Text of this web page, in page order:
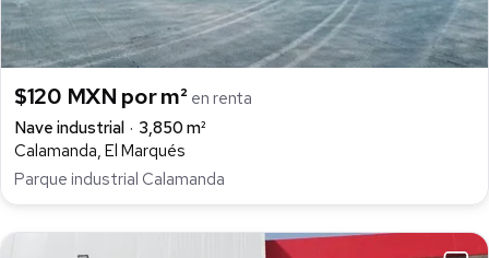
$120 MXN por m² en renta
Nave industrial
3,850 m²
Calamanda, El Marqués
Parque industrial Calamanda